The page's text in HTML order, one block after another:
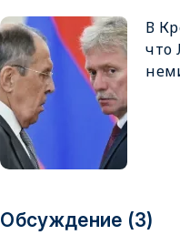
В
что
Обсуждение (3)